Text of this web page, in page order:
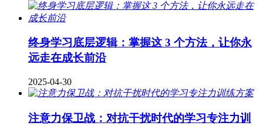
终身学习底层逻辑：掌握这 3 个方法，让你永
远走在成长前沿
2025-04-30
注意力保卫战：对抗干扰时代的学习专注力训